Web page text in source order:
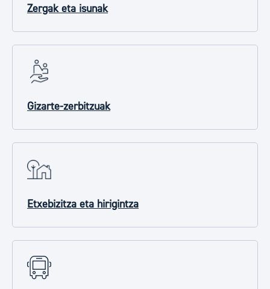
Zergak eta isunak
Gizarte-zerbitzuak
Etxebizitza eta hirigintza